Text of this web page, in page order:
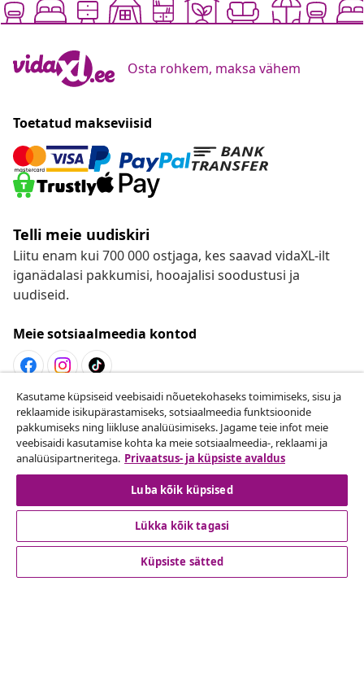
Osta rohkem, maksa vähem
Toetatud makseviisid
Telli meie uudiskiri
Liitu enam kui 700 000 ostjaga, kes saavad vidaXL-ilt
iganädalasi pakkumisi, hooajalisi soodustusi ja
uudiseid.
Meie sotsiaalmeedia kontod
Lepingust taganemine
Esita oma tellimuse kohta tagastamissoov.
Lepingust taganemine
Klienditeenindus
Kasutame küpsiseid veebisaidi nõuetekohaseks toimimiseks, sisu ja
reklaamide isikupärastamiseks, sotsiaalmeedia funktsioonide
pakkumiseks ning liikluse analüüsimiseks. Jagame teie infot meie
veebisaidi kasutamise kohta ka meie sotsiaalmeedia-, reklaami ja
analüüsipartneritega. Privaatsus- ja küpsiste avaldus
Luba kõik küpsised
Lükka kõik tagasi
Küpsiste sätted